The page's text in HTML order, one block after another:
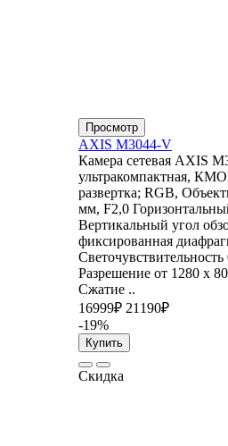
Просмотр
AXIS M3044-V
Камера сетевая AXIS
ультракомпактная,
развертка; RGB,
мм, F2,0
Вертикальный угол
фиксированная
Разрешение от 1280 x
Сжатие ..
16999₽ 21190₽
-19%
Купить
Скидка